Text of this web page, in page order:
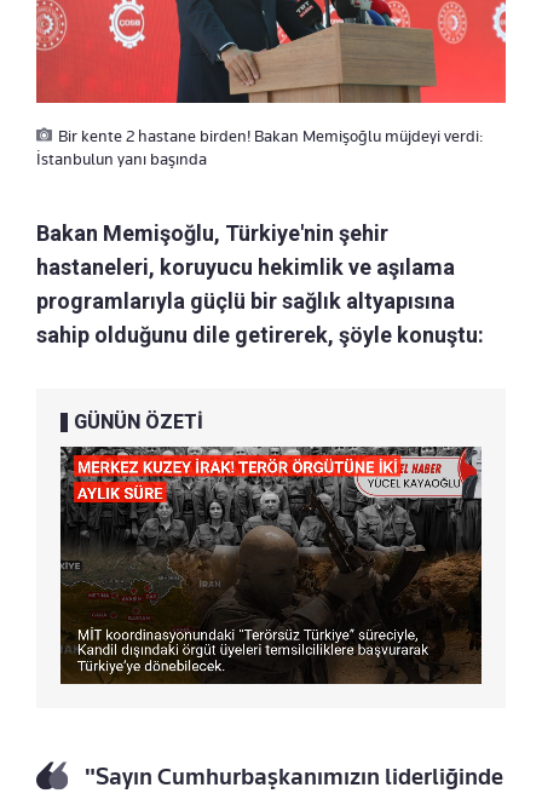
Bir kente 2 hastane birden! Bakan Memişoğlu müjdeyi verdi:
İstanbulun yanı başında
Bakan Memişoğlu, Türkiye'nin şehir
hastaneleri, koruyucu hekimlik ve aşılama
programlarıyla güçlü bir sağlık altyapısına
sahip olduğunu dile getirerek, şöyle konuştu:
GÜNÜN ÖZETİ
"Sayın Cumhurbaşkanımızın liderliğinde